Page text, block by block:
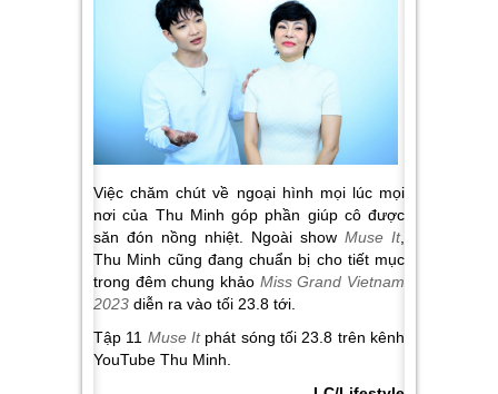
Việc chăm chút về ngoại hình mọi lúc mọi
nơi của Thu Minh góp phần giúp cô được
săn đón nồng nhiệt. Ngoài show Muse It,
Thu Minh cũng đang chuẩn bị cho tiết mục
trong đêm chung khảo Miss Grand Vietnam
2023 diễn ra vào tối 23.8 tới.
Tập 11 Muse Itphát sóng tối 23.8 trên kênh
YouTube Thu Minh.